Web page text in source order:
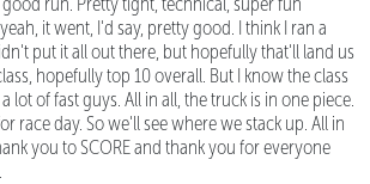
it went, I'd say, pretty good. I think I ran a
put it all out there, but hopefully that'll land us
hopefully top 10 overall. But I know the class
lot of fast guys. All in all, the truck is in one piece.
race day. So we'll see where we stack up. All in
you to SCORE and thank you for everyone